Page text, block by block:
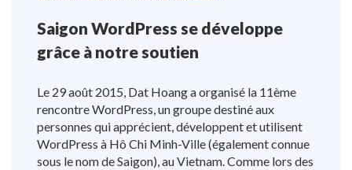
Saigon WordPress se développe
grâce à notre soutien
Le 29 août 2015, Dat Hoang a organisé la 11ème
rencontre WordPress, un groupe destiné aux
personnes qui apprécient, développent et utilisent
WordPress à Hô Chi Minh-Ville (également connue
sous le nom de Saigon), au Vietnam. Comme lors des